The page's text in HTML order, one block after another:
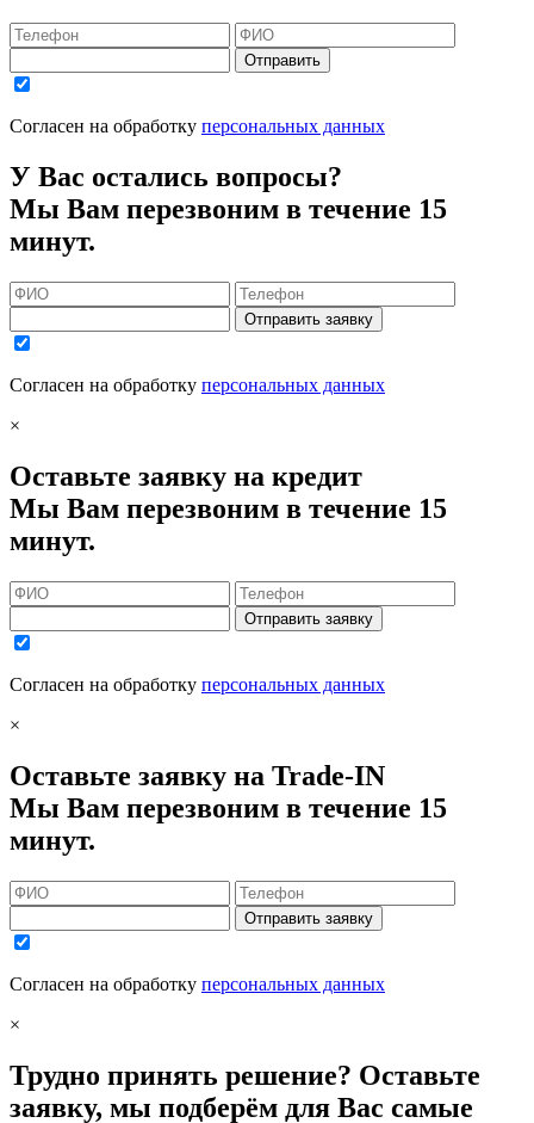
Отправить
Согласен на обработку персональных данных
У Вас остались вопросы?
Мы Вам перезвоним в течение 15
минут.
Отправить заявку
Согласен на обработку персональных данных
×
Оставьте заявку на кредит
Мы Вам перезвоним в течение 15
минут.
Отправить заявку
Согласен на обработку персональных данных
×
Оставьте заявку на Trade-IN
Мы Вам перезвоним в течение 15
минут.
Отправить заявку
Согласен на обработку персональных данных
×
Трудно принять решение? Оставьте
заявку, мы подберём для Вас самые